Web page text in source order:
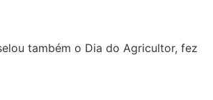
também o Dia do Agricultor, fez